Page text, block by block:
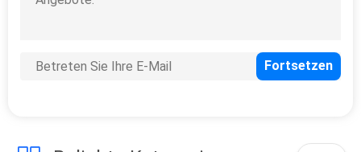
Graufilter